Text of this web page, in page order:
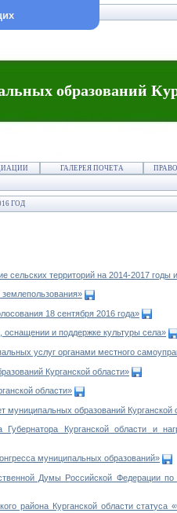
образований
ГАЛЕРЕЯ ПОЧЕТА
ГОД
территорий на 2014-2017 годы
18 сентября 2016 года»
и поддержке культуры села»
услуг органами местного
Курганской области»
области»
образований Курганской
Курганской области и
муниципальных образований»
Думы Российской Федерации по
района Курганской области статуса